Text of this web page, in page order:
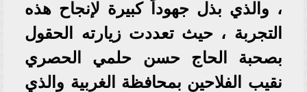
، والذي بذل جهوداً كبيرة لإنجاح هذه
التجربة ، حيث تعددت زيارته الحقول
بصحبة الحاج حسن حلمي الحصري
نقيب الفلاحين بمحافظة الغربية والذي